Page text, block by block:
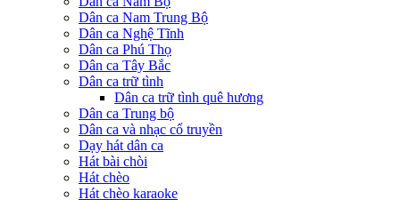
Dân ca Nam Trung Bộ
Dân ca Nghệ Tĩnh
Dân ca Phú Thọ
Dân ca Tây Bắc
Dân ca trữ tình
Dân ca trữ tình quê hương
Dân ca Trung bộ
Dân ca và nhạc cổ truyền
Dạy hát dân ca
Hát bài chòi
Hát chèo
Hát chèo karaoke